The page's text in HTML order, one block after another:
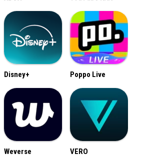
Disney+ Poppo Live
Weverse VERO